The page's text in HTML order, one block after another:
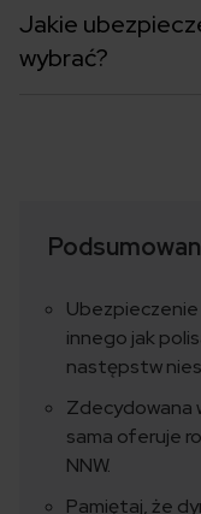
Jakie
wybrać?
innego jak
następstw
Zdecydowana
sama oferuje
NNW.
Pamiętaj, że